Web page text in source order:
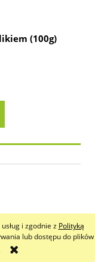
i zgodnie z Polityką
lub dostępu do plików
(100g)